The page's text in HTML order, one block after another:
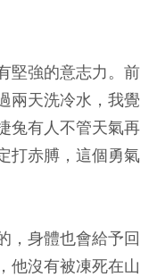
堅強的意志力。前
兩天洗冷水，我覺
兔有人不管天氣再
打赤膊，這個勇氣
，身體也會給予回
他沒有被凍死在山